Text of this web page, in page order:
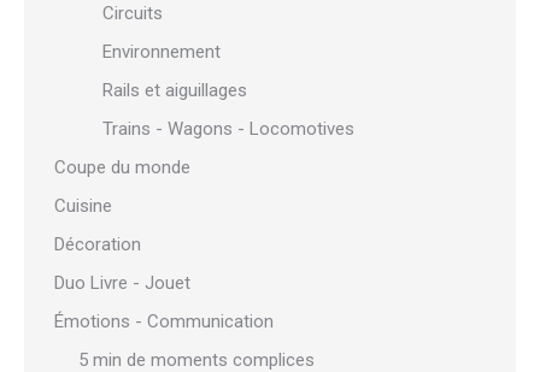
Circuits
Environnement
Rails et aiguillages
Trains - Wagons - Locomotives
Coupe du monde
Cuisine
Décoration
Duo Livre - Jouet
Émotions - Communication
5 min de moments complices